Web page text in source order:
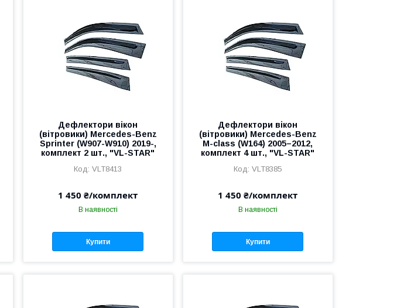
Дефлектори вікон
(вітровики) Mercedes-Benz
Sprinter (W907-W910) 2019-,
комплект 2 шт., "VL-STAR"
VLT8413
1 450 ₴/комплект
В наявності
Купити
Дефлектори вікон
(вітровики) Mercedes-Benz
M-class (W164) 2005–2012,
комплект 4 шт., "VL-STAR"
VLT8385
1 450 ₴/комплект
В наявності
Купити